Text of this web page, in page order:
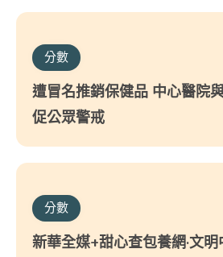
分數
遭冒名推銷保健品 中心醫院
促公眾警戒
分數
新華全媒+甜心查包養網·文